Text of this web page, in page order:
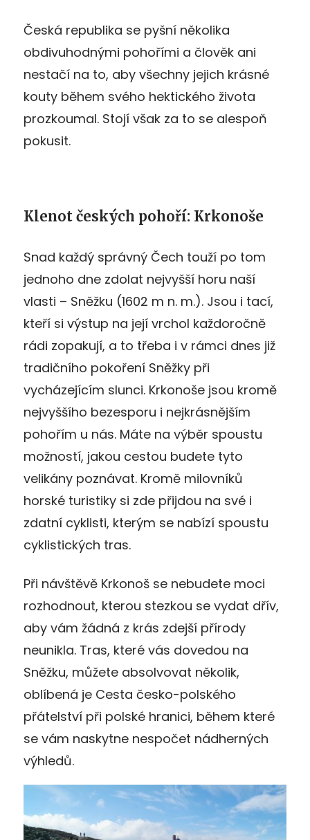
Česká republika se pyšní několika
obdivuhodnými pohořími a člověk ani
nestačí na to, aby všechny jejich krásné
kouty během svého hektického života
prozkoumal. Stojí však za to se alespoň
pokusit.
Klenot českých pohoří: Krkonoše
Snad každý správný Čech touží po tom
jednoho dne zdolat nejvyšší horu naší
vlasti – Sněžku (1602 m n. m.). Jsou i tací,
kteří si výstup na její vrchol každoročně
rádi zopakují, a to třeba i v rámci dnes již
tradičního pokoření Sněžky při
vycházejícím slunci. Krkonoše jsou kromě
nejvyššího bezesporu i nejkrásnějším
pohořím u nás. Máte na výběr spoustu
možností, jakou cestou budete tyto
velikány poznávat. Kromě milovníků
horské turistiky si zde přijdou na své i
zdatní cyklisti, kterým se nabízí spoustu
cyklistických tras.
Při návštěvě Krkonoš se nebudete moci
rozhodnout, kterou stezkou se vydat dřív,
aby vám žádná z krás zdejší přírody
neunikla. Tras, které vás dovedou na
Sněžku, můžete absolvovat několik,
oblíbená je Cesta česko-polského
přátelství při polské hranici, během které
se vám naskytne nespočet nádherných
výhledů.